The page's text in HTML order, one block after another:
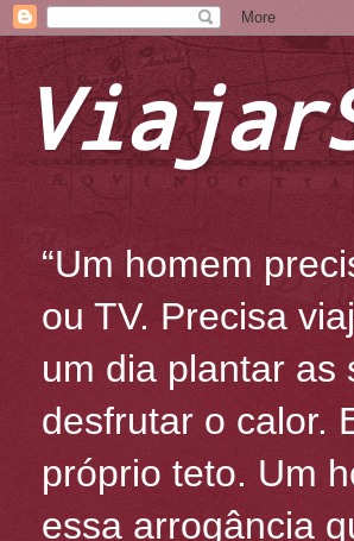
“Um homem
ou TV. Precisa
um dia plantar as
desfrutar o calor.
próprio teto. Um
essa arrogância